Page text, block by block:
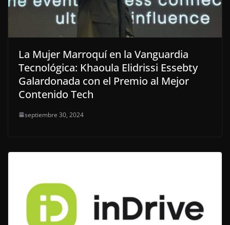
La Mujer Marroquí en la Vanguardia
Tecnológica: Khaoula Elidrissi Essebty
Galardonada con el Premio al Mejor
Contenido Tech
septiembre 30, 2024